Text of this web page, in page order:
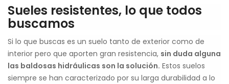
Sueles resistentes, lo que todos
buscamos
Si lo que buscas es un suelo tanto de exterior como de
interior pero que aporten gran resistencia, sin duda alguna
las baldosas hidráulicas son la solución. Estos suelos
siempre se han caracterizado por su larga durabilidad a lo